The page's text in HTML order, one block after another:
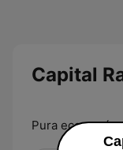
Capital
Pura economía